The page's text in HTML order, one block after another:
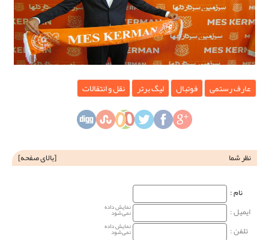
عارف رستمی فوتبال لیگ برتر نقل و انتقالات
نظر شما [بالای صفحه]
نام‌ :
ایمیل :
نمایش داده
نمی‌شود
تلفن : نمایش داده
نمی‌شود